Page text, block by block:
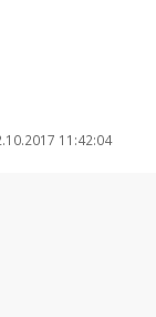
11:42:04